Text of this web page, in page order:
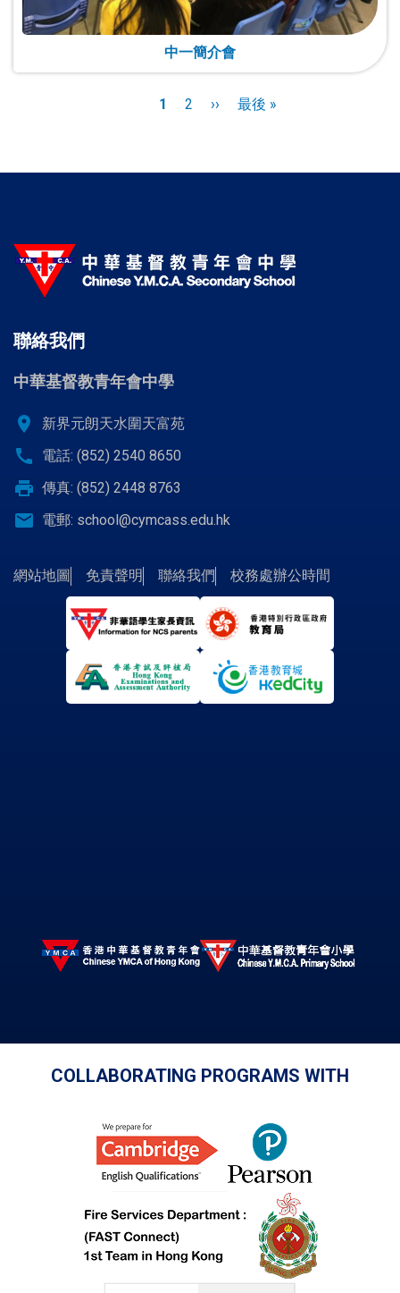
中一簡介會
目
1
頁
2
下
››
Last
最後 »
聯絡我們
中華基督教青年會中學
location_on 新界元朗天水圍天富苑
call 電話: (852) 2540 8650
print 傳真: (852) 2448 8763
email 電郵: school@cymcass.edu.hk
網站地圖 免責聲明 聯絡我們 校務處辦公時間
COLLABORATING PROGRAMS WITH